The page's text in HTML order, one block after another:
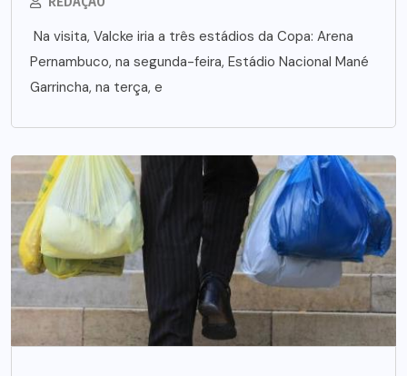
Na visita, Valcke iria a três estádios da Copa: Arena
Pernambuco, na segunda-feira, Estádio Nacional Mané
Garrincha, na terça, e